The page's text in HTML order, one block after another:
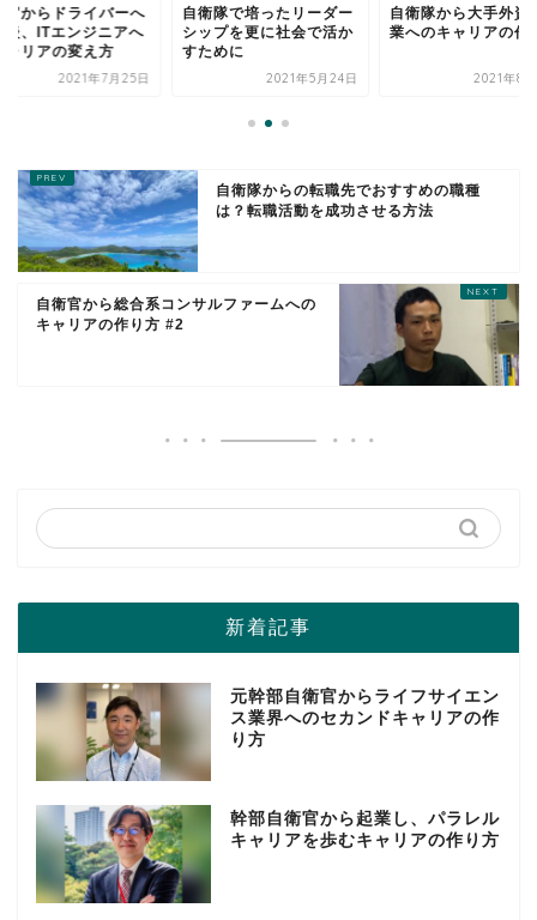
官からドライバーへ
後、ITエンジニアへ
ャリアの変え方
2021年7月25日
自衛隊で培ったリーダー
シップを更に社会で活か
すために
2021年5月24日
自衛隊から大手外資
業へのキャリアの作
2021年8
自衛隊からの転職先でおすすめの職種
は？転職活動を成功させる方法
自衛官から総合系コンサルファームへの
キャリアの作り方 #2
新着記事
元幹部自衛官からライフサイエン
ス業界へのセカンドキャリアの作
り方
幹部自衛官から起業し、パラレル
キャリアを歩むキャリアの作り方